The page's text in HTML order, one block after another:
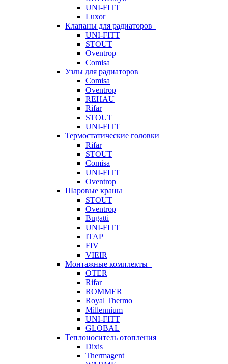
UNI-FITT
Luxor
Клапаны для радиаторов
UNI-FITT
STOUT
Oventrop
Comisa
Узлы для радиаторов
Comisa
Oventrop
REHAU
Rifar
STOUT
UNI-FITT
Термостатические головки
Rifar
STOUT
Comisa
UNI-FITT
Oventrop
Шаровые краны
STOUT
Oventrop
Bugatti
UNI-FITT
ITAP
FIV
VIEIR
Монтажные комплекты
OTER
Rifar
ROMMER
Royal Thermo
Millennium
UNI-FITT
GLOBAL
Теплоноситель отопления
Dixis
Thermagent